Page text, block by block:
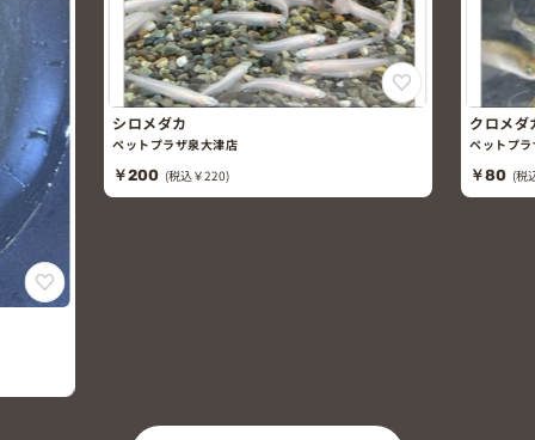
シロメダカ
ペットプラザ泉大津店
￥200 (税込￥220)
クロメダ
ペットプ
￥80 (税